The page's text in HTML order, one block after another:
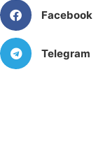
Facebook
Telegram